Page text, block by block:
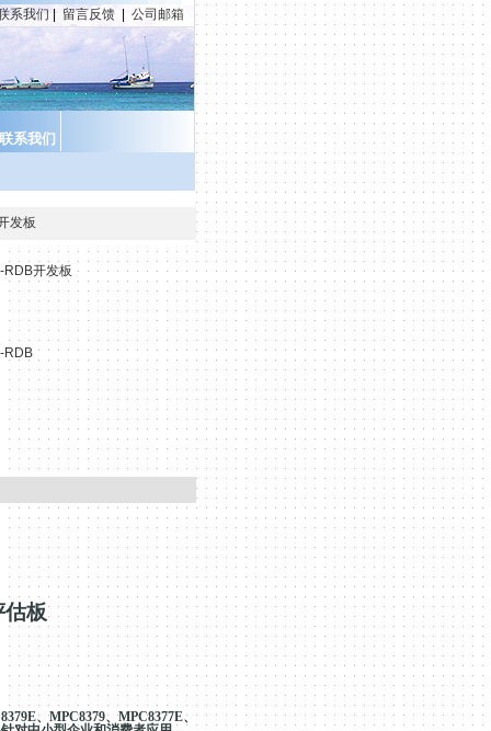
系我们| 留言反馈 公司邮箱
联系我们
发板
开发板
RDB
估板
、MPC8379、MPC8377E、